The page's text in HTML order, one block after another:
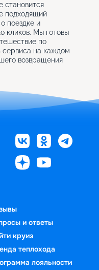
становится
подходящий
поездке и
кликов. Мы готовы
по
сервиса на каждом
возвращения
и ответы
круиз
теплохода
лояльности